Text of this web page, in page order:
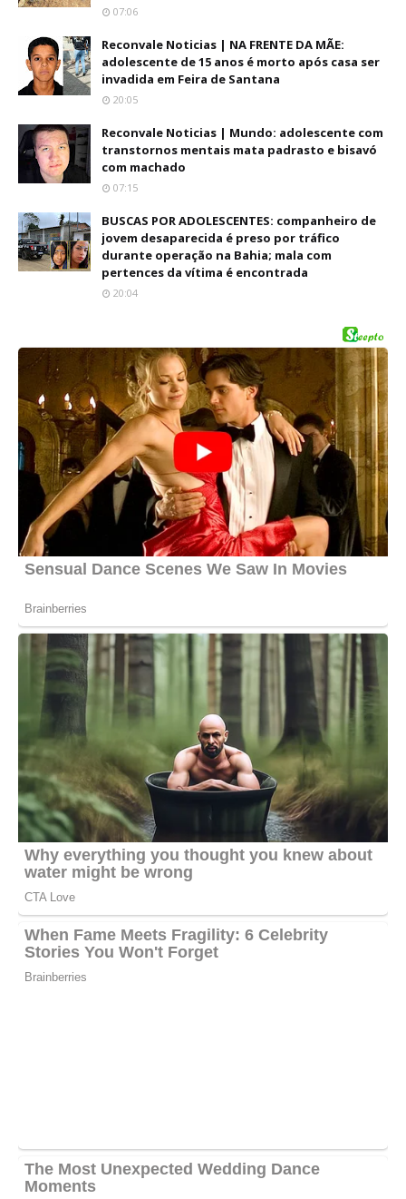
07:06
Reconvale Noticias | NA FRENTE DA MÃE:
adolescente de 15 anos é morto após casa ser
invadida em Feira de Santana
20:05
Reconvale Noticias | Mundo: adolescente com
transtornos mentais mata padrasto e bisavó
com machado
07:15
BUSCAS POR ADOLESCENTES: companheiro de
jovem desaparecida é preso por tráfico
durante operação na Bahia; mala com
pertences da vítima é encontrada
20:04